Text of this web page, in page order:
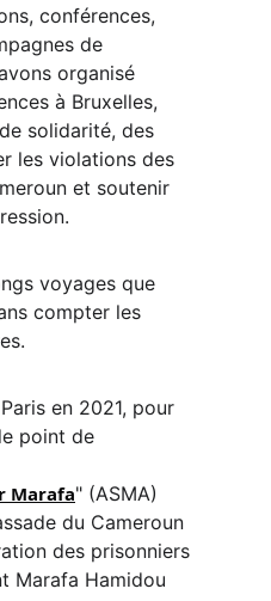
conférences,
de
organisé
à Bruxelles,
solidarité, des
les violations des
et soutenir
voyages que
compter les
en 2021, pour
point de
Marafa" (ASMA)
du Cameroun
des prisonniers
Marafa Hamidou